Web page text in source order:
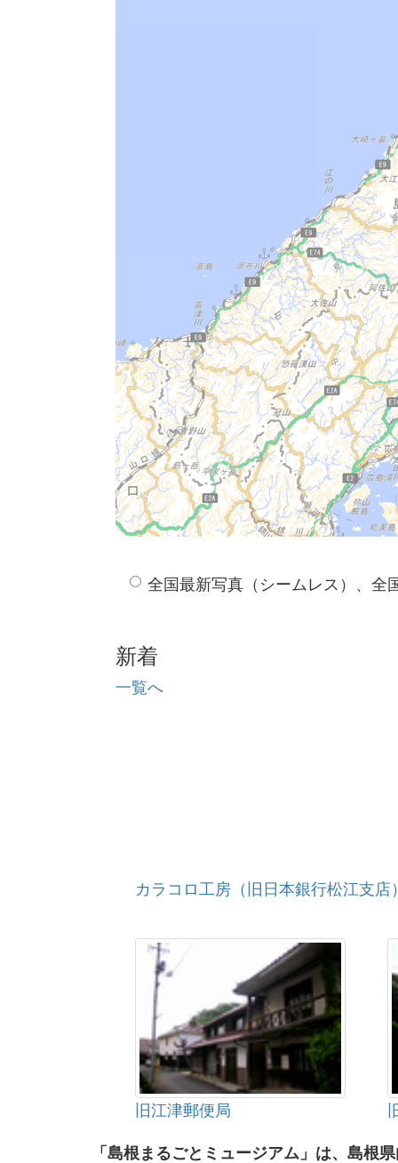
全国最新写真（シームレス）、全
新着
一覧へ
カラコロ工房（旧日本銀行松江支店
旧江津郵便局
「島根まるごとミュージアム」は、島根